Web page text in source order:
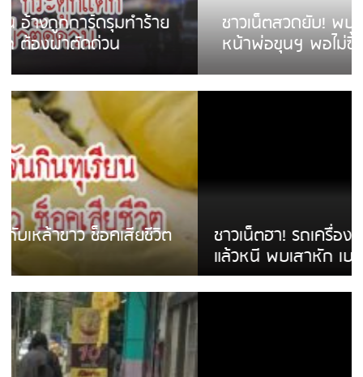
ชาวเน็ตสวดยับ! พบพม่าเร่ขายพวงมาลัย
หน้าพ่อขุนฯ พอไม่ซื้อเดินตาม
ชาวเน็ตฮา! รถเครื่องแม่สายชนป้ายร้านโลงศพ
แล้วหนี พบเสาหัก เบรคหัก หวิดได้ใช้บริการ